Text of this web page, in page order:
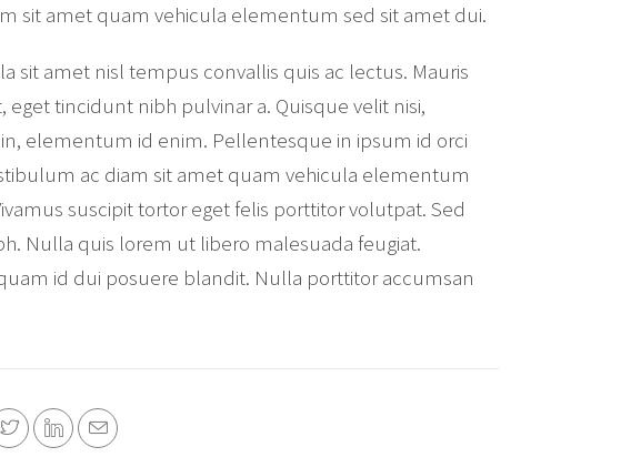
sit amet quam vehicula elementum sed sit amet dui.
sit amet nisl tempus convallis quis ac lectus. Mauris
tincidunt nibh pulvinar a. Quisque velit nisi,
elementum id enim. Pellentesque in ipsum id orci
ac diam sit amet quam vehicula elementum
suscipit tortor eget felis porttitor volutpat. Sed
Nulla quis lorem ut libero malesuada feugiat.
id dui posuere blandit. Nulla porttitor accumsan